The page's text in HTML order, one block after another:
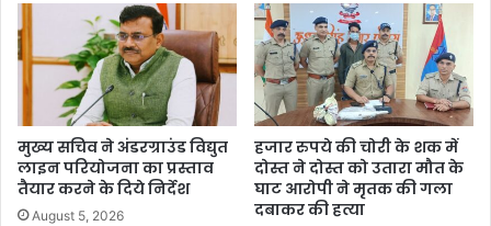
मुख्य सचिव ने अंडरग्राउंड विद्युत
लाइन परियोजना का प्रस्ताव
तैयार करने के दिये निर्देश
August 5, 2026
हजार रुपये की चोरी के शक में
दोस्त ने दोस्त को उतारा मौत के
घाट आरोपी ने मृतक की गला
दबाकर की हत्या